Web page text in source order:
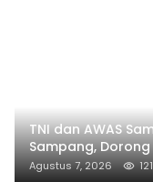
TNI dan AWAS
Sampang, Dorong
Agustus 7, 2026